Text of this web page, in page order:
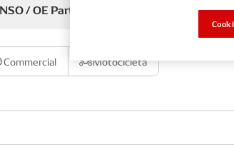
/ OE Part number VIN / Frame
Commercial Motocicleta